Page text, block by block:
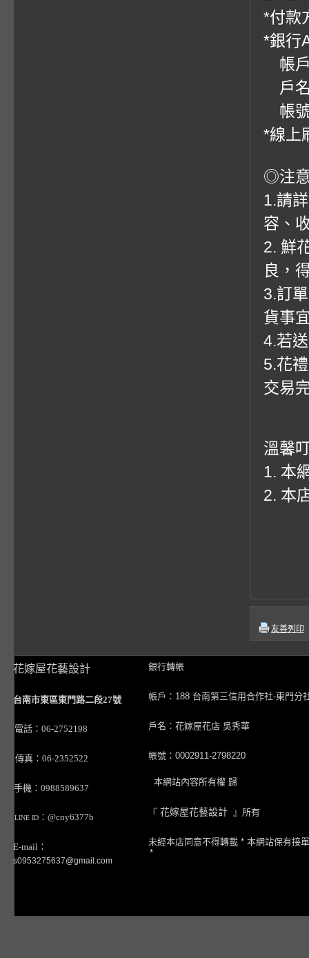
*付款
*銀行
帳戶
戶
帳
*線上
◎注
1.請
容、
2. 鮮
良，
3.訂
貨事
4.若
5.花
交易
溫馨
1. 本
2. 本
友善列印
花嫁屋花藝設計
台南市東區東門路二段27號
電話：06-2752198
傳真：06-2352522
手機：0988589637
LINE ID ：@cny6377b
E-mail：
s0953275637@gmail.com
銀行轉帳
帳戶：188 台南第三信用合作社-東門分
戶名：花嫁屋花店 吳秀華
帳號：0002911-2798220
本網站內容所有權 歸
『 花嫁屋花藝設計 』所有
未經本店同意不得轉載 * 本網站保有接
*